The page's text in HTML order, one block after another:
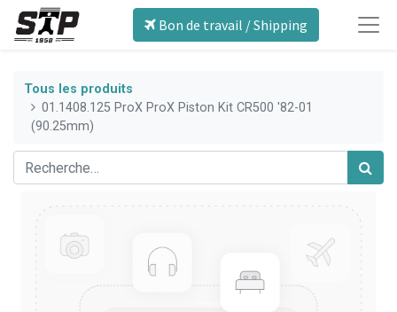
Bon de travail / Shipping
Tous les produits
01.1408.125 ProX ProX Piston Kit CR500 '82-01
(90.25mm)